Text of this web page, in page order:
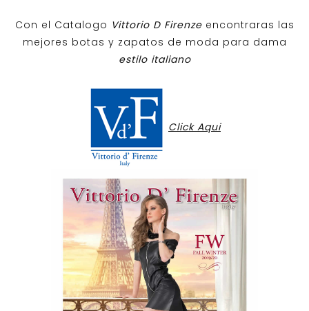
Con el Catalogo Vittorio D Firenzeencontraras las
mejores botas y zapatos de moda para dama
estilo italiano
Click Aqui